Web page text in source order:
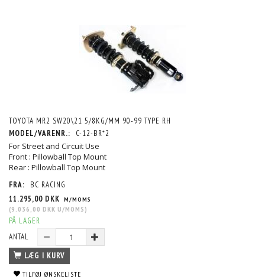
TOYOTA MR2 SW20\21 5/8KG/MM 90-99 TYPE RH
MODEL/VARENR.:
C-12-BR*2
For Street and Circuit Use
Front : Pillowball Top Mount
Rear : Pillowball Top Mount
FRA:
BC RACING
11.295,00 DKK M/MOMS
(9.036,00 DKK U/MOMS )
PÅ LAGER
ANTAL
LÆG I KURV
TILFØJ ØNSKELISTE